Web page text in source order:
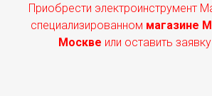
Приобрести электроинструмент
специализированном магазине
Москве или оставить заявку